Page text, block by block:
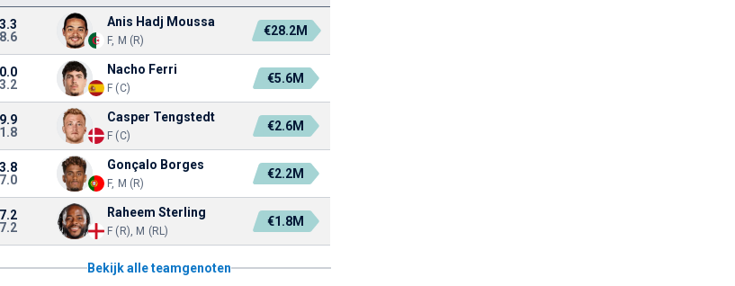
Anis Hadj Moussa
F, M (R)
€28.2M
Nacho Ferri
F (C)
€5.6M
Casper Tengstedt
F (C)
€2.6M
Gonçalo Borges
F, M (R)
€2.2M
Raheem Sterling
F (R), M (RL)
€1.8M
Bekijk alle teamgenoten